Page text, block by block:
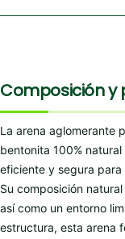
Composición y
La arena aglomerante
bentonita 100%
eficiente y segura para
Su composición
así como un entorno
estructura, esta arena